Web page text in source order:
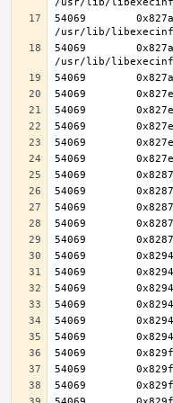
54069
54069